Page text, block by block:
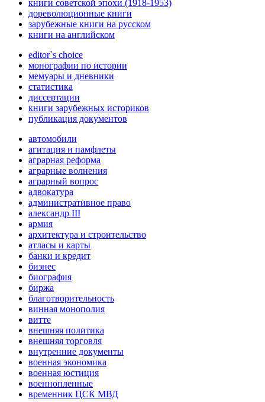
книги советской эпохи (1918-1953)
дореволюционные книги
зарубежные книги на русском
книги на английском
editor`s choice
монографии по истории
мемуары и дневники
статистика
диссертации
книги зарубежных историков
публикация документов
автомобили
агитация и памфлеты
аграрная реформа
аграрные волнения
аграрный вопрос
адвокатура
административное право
александр III
армия
архитектура и строительство
атласы и карты
банки и кредит
бизнес
биография
биржа
благотворительность
винная монополия
витте
внешняя политика
внешняя торговля
внутренние документы
военная экономика
военная юстиция
военнопленные
временник ЦСК МВД